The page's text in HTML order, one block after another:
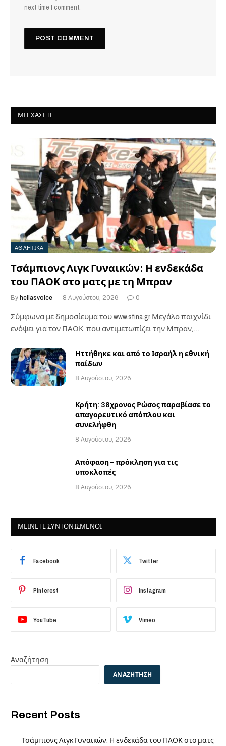
next time I comment.
ΜΗ ΧΆΣΕΤΕ
ΑΘΛΗΤΙΚΑ
Τσάμπιονς Λιγκ Γυναικών: Η ενδεκάδα
του ΠΑΟΚ στο ματς με τη Μπραν
By hellasvoice 8 Αυγούστου, 2026 0
Σύμφωνα με δημοσίευμα του www.sfina.gr Μεγάλο παιχνίδι
ενόψει για τον ΠΑΟΚ, που αντιμετωπίζει την Μπραν,…
Ηττήθηκε και από το Ισραήλ η εθνική
παίδων
8 Αυγούστου, 2026
Κρήτη: 38χρονος Ρώσος παραβίασε το
απαγορευτικό απόπλου και
συνελήφθη
8 Αυγούστου, 2026
Απόφαση – πρόκληση για τις
υποκλοπές
8 Αυγούστου, 2026
ΜΕΙΝΕΤΕ ΣΥΝΤΟΝΙΣΜΕΝΟΙ
Facebook Twitter
Pinterest Instagram
YouTube Vimeo
Αναζήτηση
ΑΝΑΖΉΤΗΣΗ
Recent Posts
Τσάμπιονς Λιγκ Γυναικών: Η ενδεκάδα του ΠΑΟΚ στο ματς